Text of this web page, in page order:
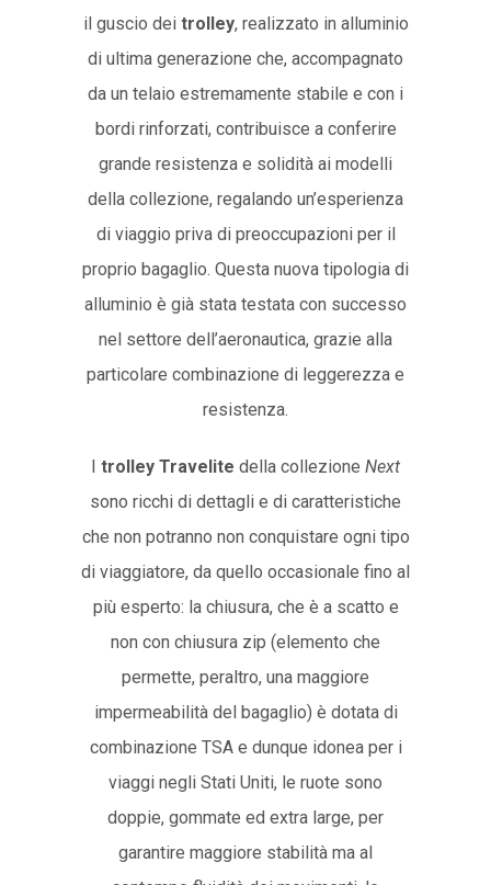
il guscio dei trolley, realizzato in alluminio
di ultima generazione che, accompagnato
da un telaio estremamente stabile e con i
bordi rinforzati, contribuisce a conferire
grande resistenza e solidità ai modelli
della collezione, regalando un’esperienza
di viaggio priva di preoccupazioni per il
proprio bagaglio. Questa nuova tipologia di
alluminio è già stata testata con successo
nel settore dell’aeronautica, grazie alla
particolare combinazione di leggerezza e
resistenza.
I trolley Travelite della collezione Next
sono ricchi di dettagli e di caratteristiche
che non potranno non conquistare ogni tipo
di viaggiatore, da quello occasionale fino al
più esperto: la chiusura, che è a scatto e
non con chiusura zip (elemento che
permette, peraltro, una maggiore
impermeabilità del bagaglio) è dotata di
combinazione TSA e dunque idonea per i
viaggi negli Stati Uniti, le ruote sono
doppie, gommate ed extra large, per
garantire maggiore stabilità ma al